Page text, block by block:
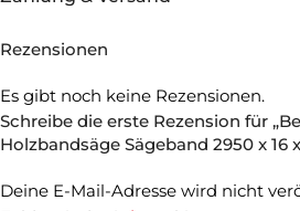
Rezensionen
Es gibt noch keine Rezensionen.
Schreibe die erste Rezension für
Holzbandsäge Sägeband 2950 x 16
Deine E-Mail-Adresse wird nicht